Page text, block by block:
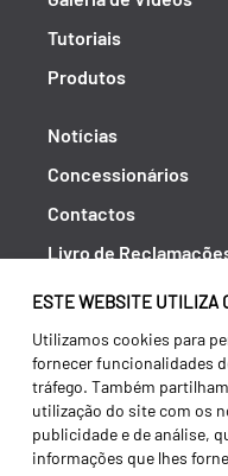
ESTE WEBSITE UTILIZA
Utilizamos cookies para
fornecer funcionalidades
tráfego. Também
utilização do site com os
publicidade e de análise,
informações que lhes
Tutoriais
Produtos
Notícias
Concessionários
Contactos
Livro de
Política de
Canal de Denúncias
Termos e condições